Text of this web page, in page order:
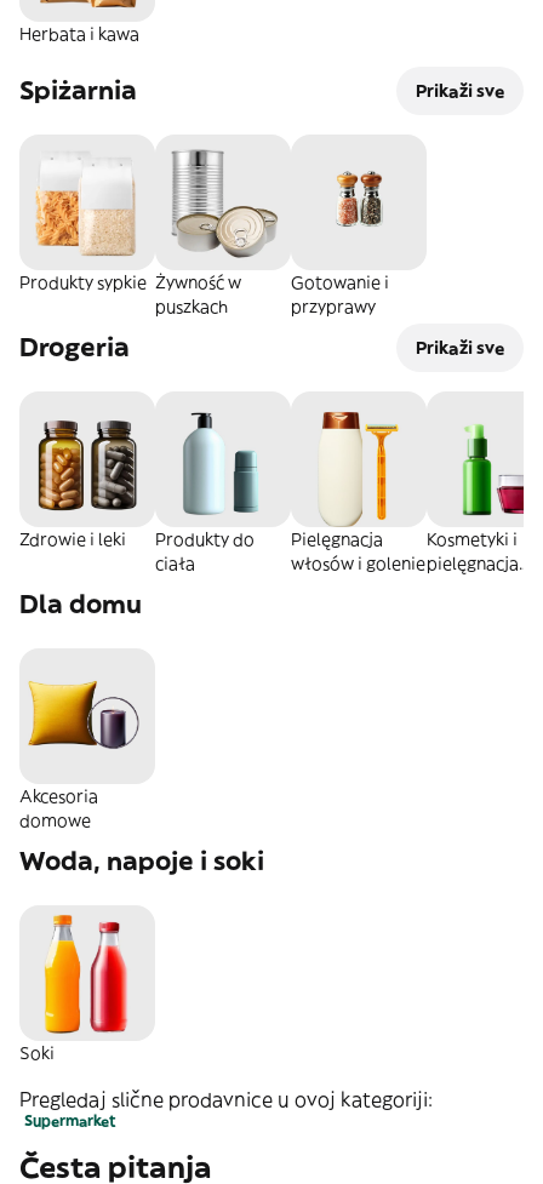
Herbata i kawa
Spiżarnia Prikaži sve
Produkty sypkie Żywność w
puszkach
Gotowanie i
przyprawy
Drogeria Prikaži sve
Zdrowie i leki
Produkty do
ciała
Pielęgnacja
włosów i golenie
Kosmetyki i
pielęgnacja
Dla domu
Akcesoria
domowe
Woda, napoje i soki
Soki
Pregledaj slične prodavnice u ovoj kategoriji:
Supermarket
Česta pitanja